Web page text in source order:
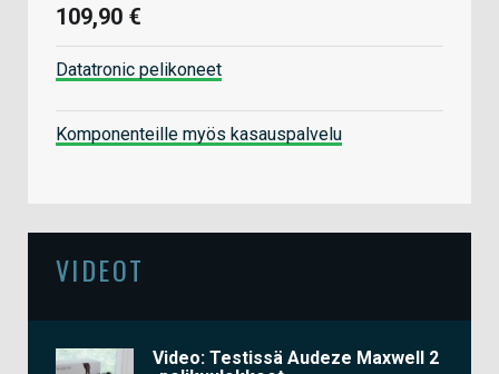
109,90 €
Datatronic pelikoneet
Komponenteille myös kasauspalvelu
VIDEOT
Video: Testissä Audeze Maxwell 2